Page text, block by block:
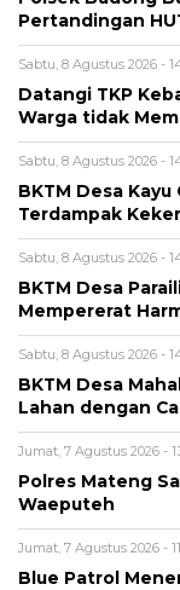
Pertandingan
Sabtu, 8 Agustus 2026 -
Datangi TKP
Warga tidak
Sabtu, 8 Agustus 2026 -
BKTM Desa
Terdampak
Sabtu, 8 Agustus 2026 -
BKTM Desa
Mempererat
Sabtu, 8 Agustus 2026 -
BKTM Desa
Lahan dengan
Jumat, 7 Agustus 2026 -
Polres Mateng
Waeputeh
Jumat, 7 Agustus 2026 -
Blue Patrol